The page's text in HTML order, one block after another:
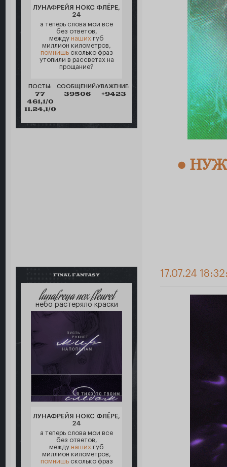
ЛУНАФРЕЙЯ НОКС ФЛЁРЕ,
24
а теперь слова мои все
без ответов,
между наших губ
миллион километров,
помнишьсколько фраз
утопили в рассветах на
прощание?
ПОСТЫ:
77
461,1/0
11.24,1/0
СООБЩЕНИЙ:
39506
УВАЖЕНИЕ:
+9423
●
FINAL FANTASY
lunafreya nox fleuret
небо растеряло краски
ЛУНАФРЕЙЯ НОКС ФЛЁРЕ,
24
а теперь слова мои все
без ответов,
между наших губ
миллион километров,
помнишьсколько фраз
17.07.24